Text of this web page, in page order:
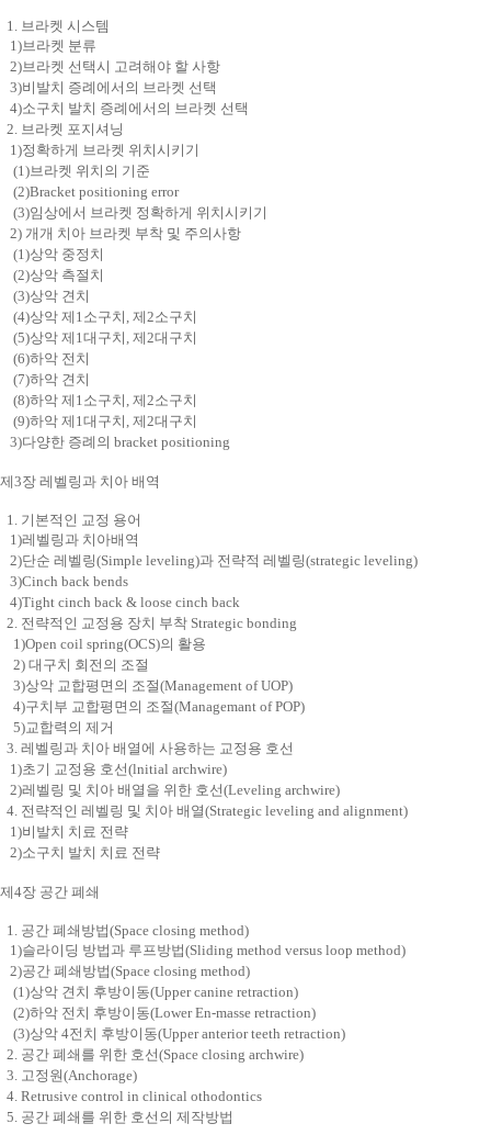
1. 브라켓 시스템
1)브라켓 분류
2)브라켓 선택시 고려해야 할 사항
3)비발치 증례에서의 브라켓 선택
4)소구치 발치 증례에서의 브라켓 선택
2. 브라켓 포지셔닝
1)정확하게 브라켓 위치시키기
(1)브라켓 위치의 기준
(2)Bracket positioning error
(3)임상에서 브라켓 정확하게 위치시키기
2) 개개 치아 브라켓 부착 및 주의사항
(1)상악 중정치
(2)상악 측절치
(3)상악 견치
(4)상악 제1소구치, 제2소구치
(5)상악 제1대구치, 제2대구치
(6)하악 전치
(7)하악 견치
(8)하악 제1소구치, 제2소구치
(9)하악 제1대구치, 제2대구치
3)다양한 증례의 bracket positioning
제3장 레벨링과 치아 배역
1. 기본적인 교정 용어
1)레벨링과 치아배역
2)단순 레벨링(Simple leveling)과 전략적 레벨링(strategic leveling)
3)Cinch back bends
4)Tight cinch back & loose cinch back
2. 전략적인 교정용 장치 부착 Strategic bonding
1)Open coil spring(OCS)의 활용
2) 대구치 회전의 조절
3)상악 교합평면의 조절(Management of UOP)
4)구치부 교합평면의 조절(Managemant of POP)
5)교합력의 제거
3. 레벨링과 치아 배열에 사용하는 교정용 호선
1)초기 교정용 호선(lnitial archwire)
2)레벨링 및 치아 배열을 위한 호선(Leveling archwire)
4. 전략적인 레벨링 및 치아 배열(Strategic leveling and alignment)
1)비발치 치료 전략
2)소구치 발치 치료 전략
제4장 공간 폐쇄
1. 공간 폐쇄방법(Space closing method)
1)슬라이딩 방법과 루프방법(Sliding method versus loop method)
2)공간 폐쇄방법(Space closing method)
(1)상악 견치 후방이동(Upper canine retraction)
(2)하악 전치 후방이동(Lower En-masse retraction)
(3)상악 4전치 후방이동(Upper anterior teeth retraction)
2. 공간 폐쇄를 위한 호선(Space closing archwire)
3. 고정원(Anchorage)
4. Retrusive control in clinical othodontics
5. 공간 폐쇄를 위한 호선의 제작방법